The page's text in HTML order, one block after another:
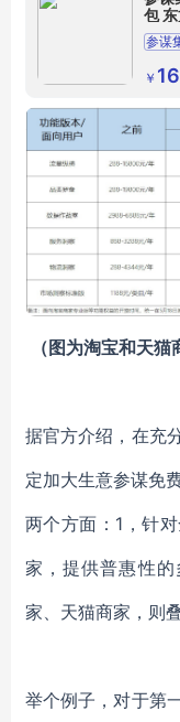
包
参谋
参谋
￥
（图为淘宝和天
据官方介绍，在充
定加大生意参谋免
两个方面：1，针
家，提供普惠性
家、天猫商家，则
举个例子，对于第